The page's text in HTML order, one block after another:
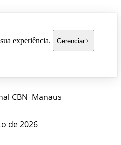
experiência. Gerenciar
CBN· Manaus
de 2026